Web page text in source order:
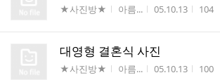
게시판명
★사진방★ 작성자
아름... 작성시간
05.10.13 조회수
104
대영형 결혼식 사진
게시판명
★사진방★ 작성자
아름... 작성시간
05.10.13 조회수
100